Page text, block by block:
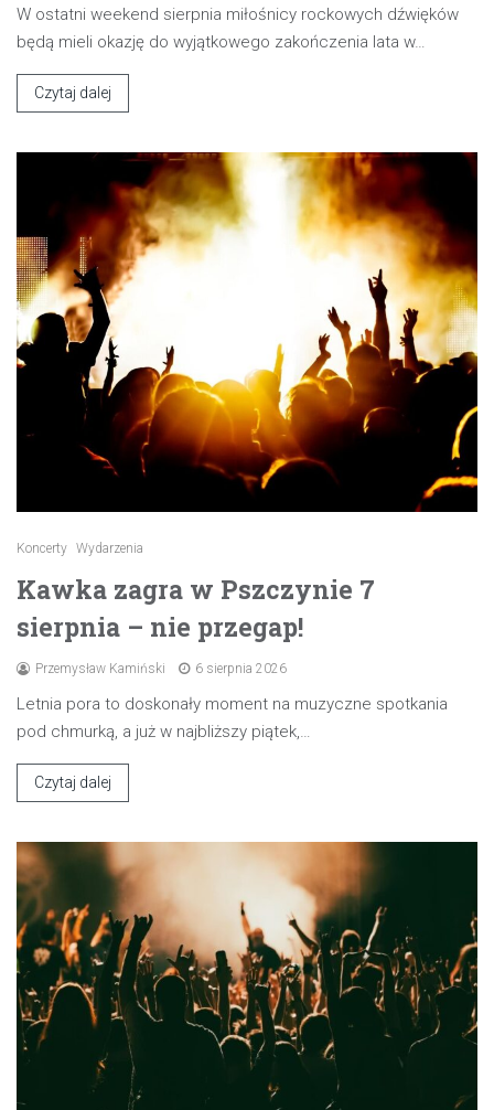
W ostatni weekend sierpnia miłośnicy rockowych dźwięków
będą mieli okazję do wyjątkowego zakończenia lata w…
Czytaj dalej
Koncerty Wydarzenia
Kawka zagra w Pszczynie 7
sierpnia – nie przegap!
Przemysław Kamiński 6 sierpnia 2026
Letnia pora to doskonały moment na muzyczne spotkania
pod chmurką, a już w najbliższy piątek,…
Czytaj dalej